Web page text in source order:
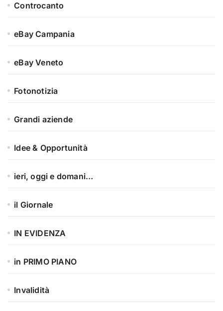
Controcanto
eBay Campania
eBay Veneto
Fotonotizia
Grandi aziende
Idee & Opportunità
ieri, oggi e domani…
il Giornale
IN EVIDENZA
in PRIMO PIANO
Invalidità